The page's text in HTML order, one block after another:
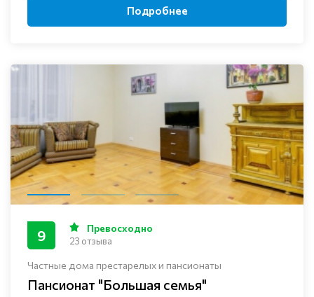
Подробнее
Частные дома престарелых и пансионаты
Пансионат "Большая семья"
9 Превосходно
23 отзыва